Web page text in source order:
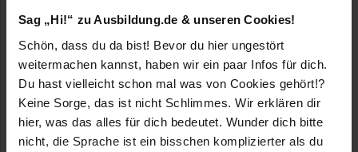
Sag „Hi!“ zu Ausbildung.de & unseren Cookies!
Schön, dass du da bist! Bevor du hier ungestört
weitermachen kannst, haben wir ein paar Infos für dich.
Du hast vielleicht schon mal was von Cookies gehört!?
Keine Sorge, das ist nicht Schlimmes. Wir erklären dir
hier, was das alles für dich bedeutet. Wunder dich bitte
nicht, die Sprache ist ein bisschen komplizierter als du
Pflegeassistenz - Finde hier freie
Ausbildungsplätze und
Erfahrungsberichte für den Beruf als
Fachkraft für Pflegeassistenz
Allgemeine Infos zum Ausbildungsberuf
50 freie Ausbildungsstellen